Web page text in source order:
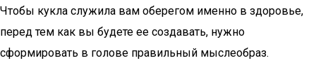
Чтобы кукла служила вам оберегом именно в здоровье,
перед тем как вы будете ее создавать, нужно
сформировать в голове правильный мыслеобраз.